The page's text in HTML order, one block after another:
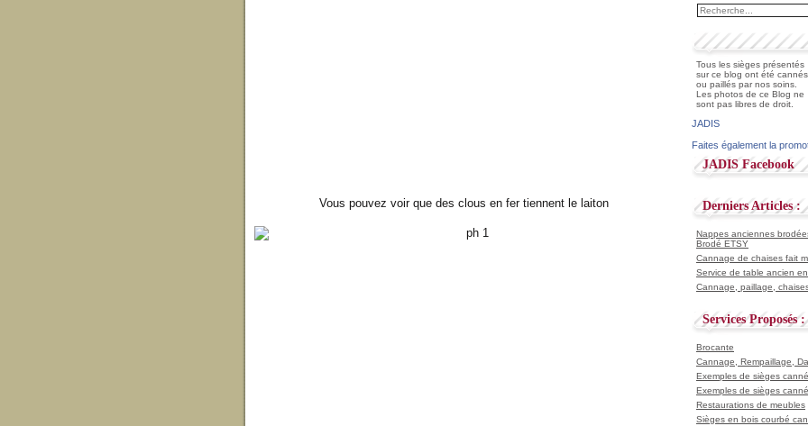
Vous pouvez voir que des clous en fer tiennent le laiton
Tous les sièges présentés
sur ce blog ont été cannés
ou paillés par nos soins.
Les photos de ce Blog ne
sont pas libres de droit.
JADIS
Faites également la
JADIS Facebook
Derniers Articles :
Nappes anciennes
Brodé ETSY
Cannage de chaises fait
Service de table ancien
Cannage, paillage,
Services Proposés :
Brocante
Cannage, Rempaillage,
Exemples de sièges
Exemples de sièges
Restaurations de meubles
Sièges en bois courbé